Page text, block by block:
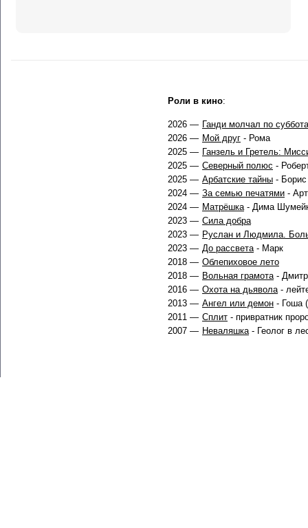
Роли в кино:
2026 — Ганди молчал по
2026 — Мой друг - Рома
2025 — Ганзель и Гретель:
2025 — Северный полюс -
2025 — Арбатские тайны -
2024 — За семью печатями -
2024 — Матрёшка- Дима
2023 — Сила добра
2023 — Руслан и Людмила.
2023 — До рассвета- Марк
2018 — Облепиховое лето
2018 — Вольная грамота-
2016 — Охота на дьявола-
2013 — Ангел или демон - Гоша
2011 — Сплит - привратник
2007 — Неваляшка- Геолог в